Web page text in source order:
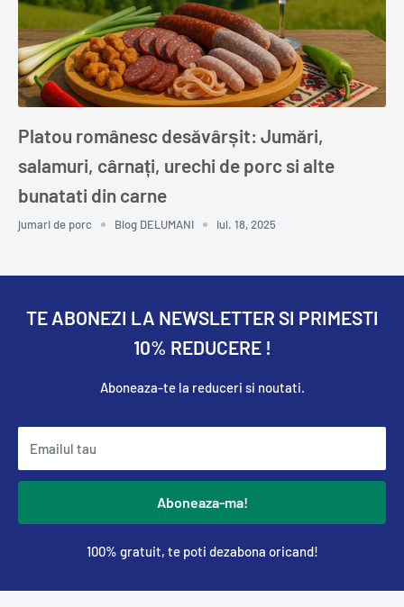
Platou românesc desăvârșit: Jumări,
salamuri, cârnați, urechi de porc si alte
bunatati din carne
jumari de porc Blog DELUMANI iul. 18, 2025
TE ABONEZI LA NEWSLETTER SI PRIMESTI
10% REDUCERE !
Aboneaza-te la reduceri si noutati.
Emailul tau
Aboneaza-ma!
100% gratuit, te poti dezabona oricand!